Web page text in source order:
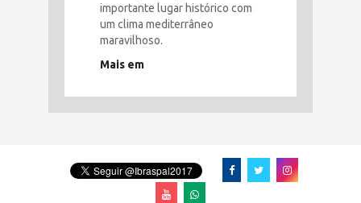
importante lugar histórico com
um clima mediterrâneo
maravilhoso.
Mais em